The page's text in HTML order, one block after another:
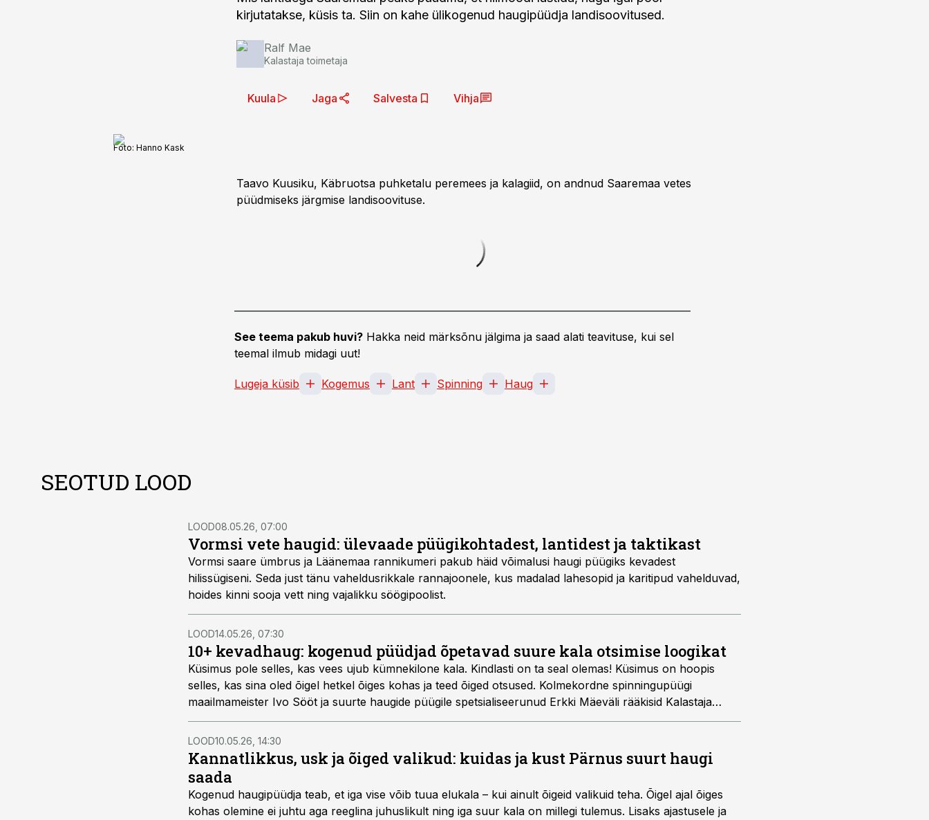
kirjutatakse, küsis ta. Siin on kahe ülikogenud haugipüüdja landisoovitused.
Ralf Mae
Kalastaja toimetaja
Kuula Jaga Salvesta Vihja
Foto: Hanno Kask
Taavo Kuusiku, Käbruotsa puhketalu peremees ja kalagiid, on andnud Saaremaa vetes
püüdmiseks järgmise landisoovituse.
See teema pakub huvi? Hakka neid märksõnu jälgima ja saad alati teavituse, kui sel
teemal ilmub midagi uut!
Lugeja küsib Kogemus Lant Spinning Haug
SEOTUD LOOD
LOOD08.05.26, 07:00
Vormsi vete haugid: ülevaade püügikohtadest, lantidest ja taktikast
Vormsi saare ümbrus ja Läänemaa rannikumeri pakub häid võimalusi haugi püügiks kevadest
hilissügiseni. Seda just tänu vaheldusrikkale rannajoonele, kus madalad lahesopid ja karitipud vahelduvad,
hoides kinni sooja vett ning vajalikku söögipoolist.
LOOD14.05.26, 07:30
10+ kevadhaug: kogenud püüdjad õpetavad suure kala otsimise loogikat
Küsimus pole selles, kas vees ujub kümnekilone kala. Kindlasti on ta seal olemas! Küsimus on hoopis
selles, kas sina oled õigel hetkel õiges kohas ja teed õiged otsused. Kolmekordne spinningupüügi
maailmameister Ivo Sööt ja suurte haugide püügile spetsialiseerunud Erkki Mäeväli rääkisid Kalastaja
Kalaradari podcasti saatejuhile Rain Eralale, kuidas nemad suurt haugi jahivad.
LOOD10.05.26, 14:30
Kannatlikkus, usk ja õiged valikud: kuidas ja kust Pärnus suurt haugi
saada
Kogenud haugipüüdja teab, et iga vise võib tuua elukala – kui ainult õigeid valikuid teha. Õigel ajal õiges
kohas olemine ei juhtu aga reeglina juhuslikult ning iga suur kala on millegi tulemus. Lisaks ajastusele ja